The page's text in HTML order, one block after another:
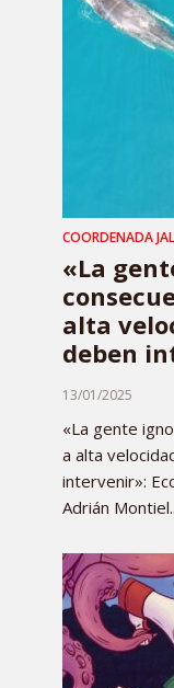
COORDENADA
«La
alta
deben
13/01/2025
«La gente
a alta
intervenir»:
Adrián